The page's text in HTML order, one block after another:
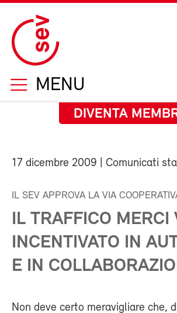
MENU
DIVENTA
17 dicembre 2009 | Comunicati
IL SEV APPROVA LA VIA
IL TRAFFICO MERCI
INCENTIVATO IN
E IN
Non deve certo meravigliare che,